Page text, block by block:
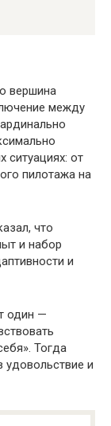
вершина
между
ситуациях: от
пилотажа на
что
и набор
и
один —
Тогда
удовольствие и